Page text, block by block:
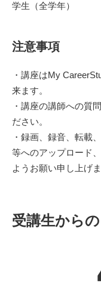
学生（全学年）
注意事項
・講座はMy
来ます。
・講座の講師への質
ださい。
・録画、録音、転載
等へのアップロード
ようお願い申し上げま
受講生から